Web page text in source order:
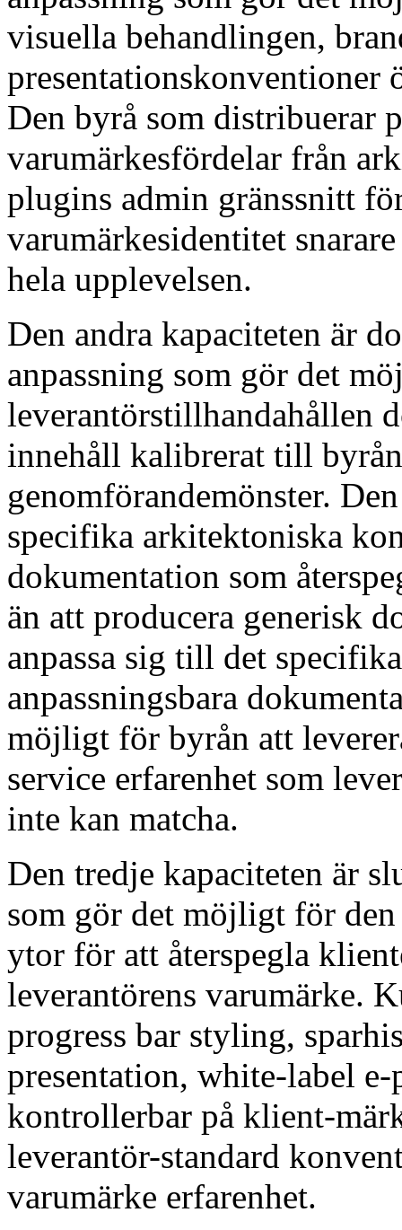
visuella behandlingen,
Den byrå som distribuerar
varumärkesfördelar från
plugins admin gränssnitt
varumärkesidentitet
hela upplevelsen.
Den andra kapaciteten är
anpassning som gör det
leverantörstillhandahållen
innehåll kalibrerat till
genomförandemönster.
specifika arkitektoniska
dokumentation som
än att producera generisk
anpassa sig till det
anpassningsbara
möjligt för byrån att
service erfarenhet som
inte kan matcha.
Den tredje kapaciteten är
som gör det möjligt för
ytor för att återspegla
leverantörens varumärke.
progress bar styling,
presentation, white-label
kontrollerbar på klient-
leverantör-standard
varumärke erfarenhet.